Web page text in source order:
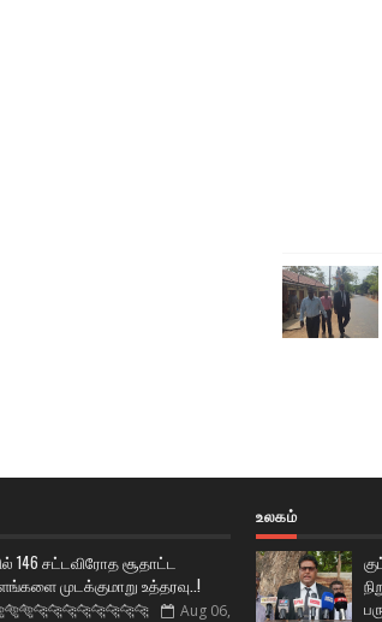
146 சட்டவிரோத சூதாட்ட
முடக்குமாறு உத்தரவு..!
Aug 06,
உலகம்